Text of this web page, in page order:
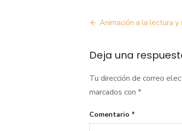
Navegación
entradas
Animación a la lectura y
Deja una
Tu dirección de correo
marcados con *
Comentario *